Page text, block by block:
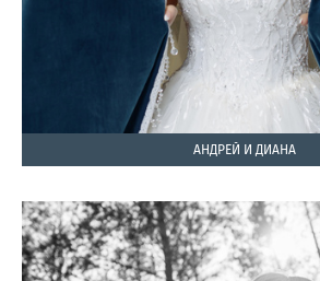
АНДРЕЙ И ДИАНА